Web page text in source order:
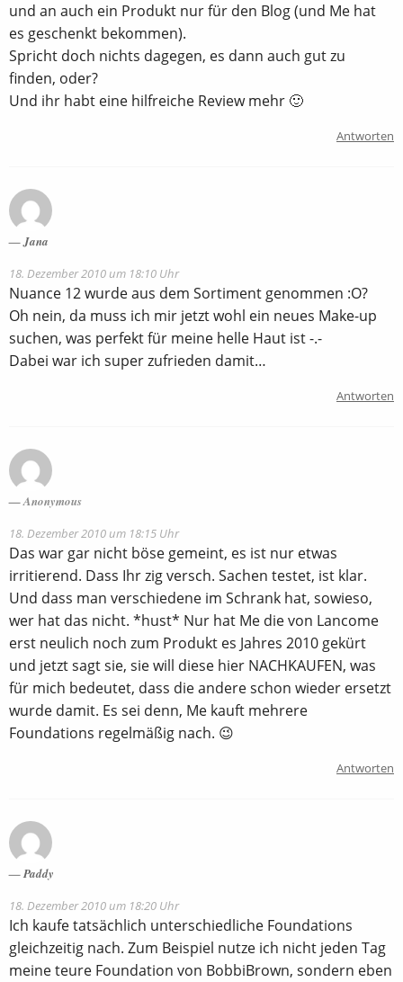
und an auch ein Produkt nur für den Blog (und Me hat
es geschenkt bekommen).
Spricht doch nichts dagegen, es dann auch gut zu
finden, oder?
Und ihr habt eine hilfreiche Review mehr 🙂
Antworten
Jana
18. Dezember 2010 um 18:10 Uhr
Nuance 12 wurde aus dem Sortiment genommen :O?
Oh nein, da muss ich mir jetzt wohl ein neues Make-up
suchen, was perfekt für meine helle Haut ist -.-
Dabei war ich super zufrieden damit…
Antworten
Anonymous
18. Dezember 2010 um 18:15 Uhr
Das war gar nicht böse gemeint, es ist nur etwas
irritierend. Dass Ihr zig versch. Sachen testet, ist klar.
Und dass man verschiedene im Schrank hat, sowieso,
wer hat das nicht. *hust* Nur hat Me die von Lancome
erst neulich noch zum Produkt es Jahres 2010 gekürt
und jetzt sagt sie, sie will diese hier NACHKAUFEN, was
für mich bedeutet, dass die andere schon wieder ersetzt
wurde damit. Es sei denn, Me kauft mehrere
Foundations regelmäßig nach. 😉
Antworten
Paddy
18. Dezember 2010 um 18:20 Uhr
Ich kaufe tatsächlich unterschiedliche Foundations
gleichzeitig nach. Zum Beispiel nutze ich nicht jeden Tag
meine teure Foundation von BobbiBrown, sondern eben